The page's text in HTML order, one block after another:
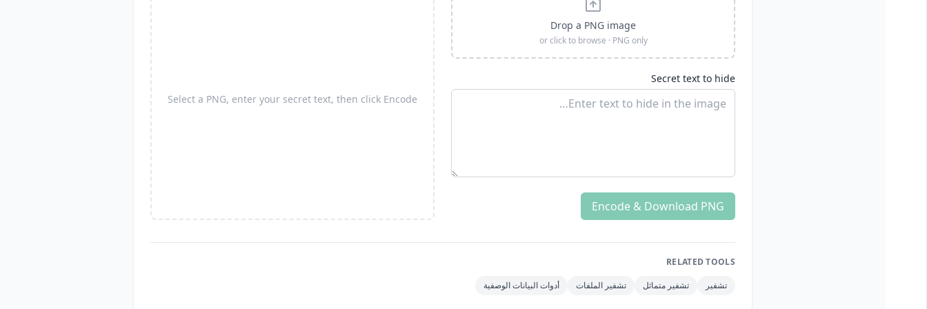
Drop a PNG image
or click to browse · PNG only
Secret text to hide
Encode & Download PNG
Select a PNG, enter your secret text, then click Encode
RELATED TOOLS
تشفير
تشفير متماثل تشفير الملفات أدوات البيانات الوصفية